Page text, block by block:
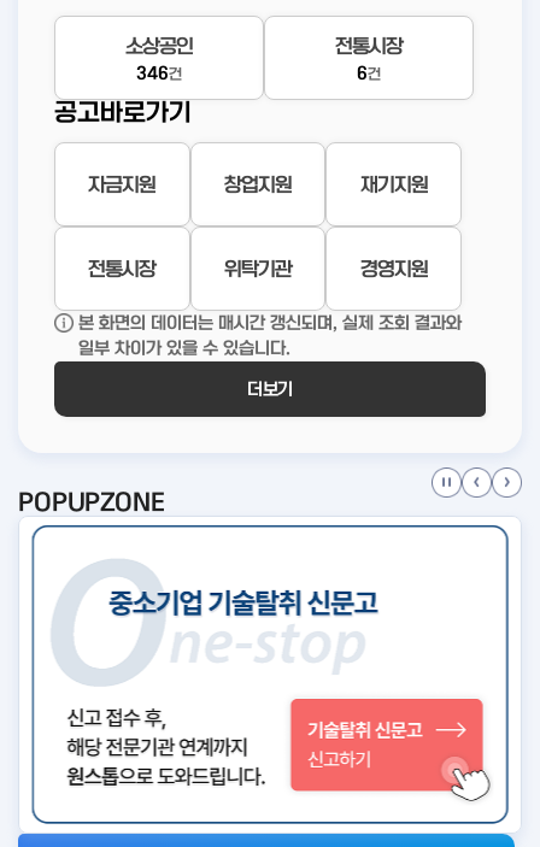
소상공인
346건
전통시장
6건
공고바로가기
자금지원 창업지원 재기지원
전통시장 위탁기관 경영지원
본 화면의 데이터는 매시간 갱신되며, 실제 조회 결과와
일부 차이가 있을 수 있습니다.
더보기
POPUPZONE